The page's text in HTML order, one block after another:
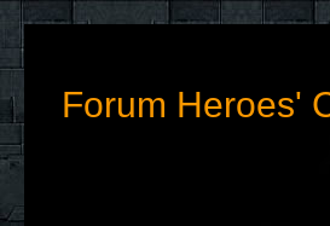
Forum Heroes'